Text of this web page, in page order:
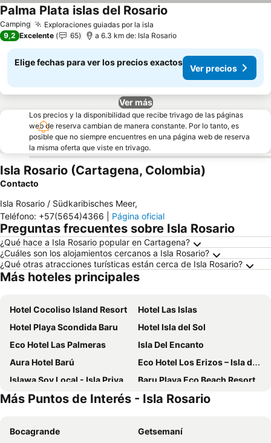
Camping Exploraciones guiadas por la isla
Palma Plata islas del Rosario
9,2 Excelente 65 a 6.3 km de: Isla Rosario
Elige fechas para ver los precios exactos
Ver precios
Ver más
Los precios y la disponibilidad que recibe trivago de las páginas
web de reserva cambian de manera constante. Por lo tanto, es
posible que no siempre encuentres en una página web de reserva
la misma oferta que viste en trivago.
Isla Rosario (Cartagena, Colombia)
Contacto
Isla Rosario / Südkaribisches Meer,
Teléfono: +57(5654)4366 Página oficial
Preguntas frecuentes sobre Isla Rosario
¿Qué hace a Isla Rosario popular en Cartagena?
¿Cuáles son los alojamientos cercanos a Isla Rosario?
¿Qué otras atracciones turísticas están cerca de Isla Rosario?
Más hoteles principales
Hotel Cocoliso Island Resort
Hotel Las Islas
Hotel Playa Scondida Baru
Hotel Isla del Sol
Eco Hotel Las Palmeras
Isla Del Encanto
Aura Hotel Barú
Eco Hotel Los Erizos – Isla del Rosario
Islawa Soy Local - Isla Privada
Baru Playa Eco Beach Resort
Hotel Coralina Island
Pao Pao Hotel & Restaurante
Hotel Sport Barú
Isla Corona
Más Puntos de Interés - Isla Rosario
Bocagrande
Getsemaní